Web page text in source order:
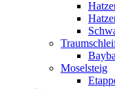
Moselsteig